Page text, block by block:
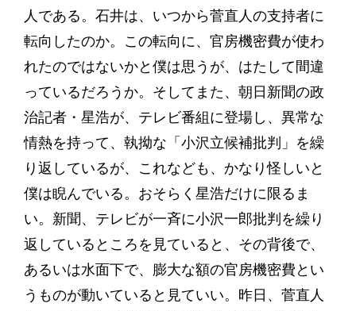
人である。石井は、いつから菅直人の支持者に
転向したのか。この転向に、官房機密費が使わ
れたのではないかと僕は思うが、はたして間違
っているだろうか。そしてまた、朝日新聞の政
治記者・星浩が、テレビ番組に登場し、異常な
情熱を持って、執拗な「小沢立候補批判」を繰
り返しているが、これなども、かなり怪しいと
僕は睨んでいる。おそらく星浩だけに限るま
い。新聞、テレビが一斉に小沢一郎批判を繰り
返しているところを見ていると、その背後で、
あるいは水面下で、膨大な額の官房機密費とい
うものが動いていると見ていい。昨日、菅直人